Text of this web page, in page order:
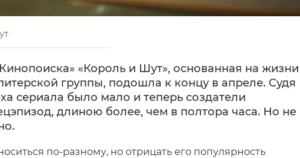
«Король и Шут», основанная на жизни
группы, подошла к концу в апреле. Судя
сериала было мало и теперь создатели
длиною более, чем в полтора часа. Но не
по-разному, но отрицать его популярность